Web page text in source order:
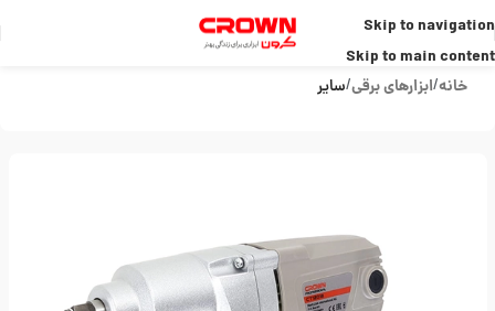
Skip to navigation
Skip to main content
خانه ابزارهای برقی سایر